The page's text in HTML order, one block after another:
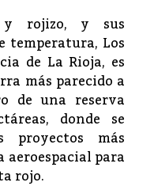
rojizo, y sus
temperatura, Los
de La Rioja, es
más parecido a
de una reserva
donde se
más
aeroespacial para
rojo.